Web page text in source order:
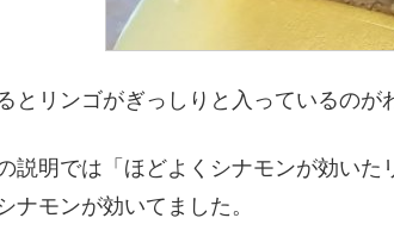
とリンゴがぎっしりと入っているのが
説明では「ほどよくシナモンが効い
ナモンが効いてました。